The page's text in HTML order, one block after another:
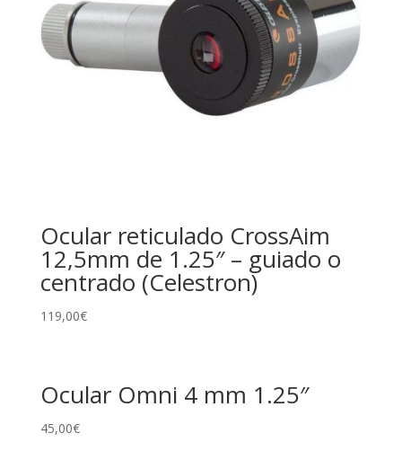
Ocular reticulado CrossAim
12,5mm de 1.25″ – guiado o
centrado (Celestron)
119,00€
Ocular Omni 4 mm 1.25″
45,00€